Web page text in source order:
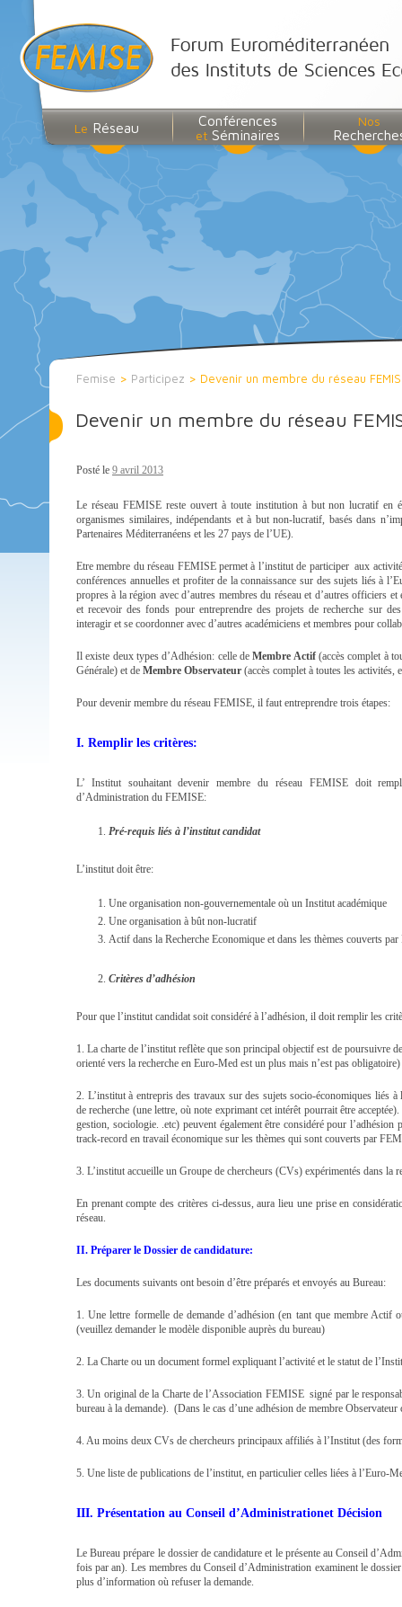
Le Réseau Conférences
et Séminaires
Nos
Femise > Participez > Devenir un membre du réseau
Devenir un membre du réseau
Posté le 9 avril 2013
Le réseau FEMISE reste ouvert à toute institution à but non lucratif en
organismes similaires, indépendants et à but non-lucratif, basés dans
Partenaires Méditerranéens et les 27 pays de l’UE).
Etre membre du réseau FEMISE permet à l’institut de participer aux
conférences annuelles et profiter de la connaissance sur des sujets liés à
propres à la région avec d’autres membres du réseau et d’autres officiers
et recevoir des fonds pour entreprendre des projets de recherche sur
interagir et se coordonner avec d’autres académiciens et membres pour
Il existe deux types d’Adhésion: celle deMembre Actif(accès complet à
Générale) et de Membre Observateur (accès complet à toutes les activités,
Pour devenir membre du réseau FEMISE, il faut entreprendre trois étapes:
I. Remplir les critères:
L’ Institut souhaitant devenir membre du réseau FEMISE doit
d’Administration du FEMISE:
Pré-requis liés à l’institut candidat
L’institut doit être:
Une organisation non-gouvernementale où un Institut académique
Une organisation à bût non-lucratif
Actif dans la Recherche Economique et dans les thèmes couverts
Critères d’adhésion
Pour que l’institut candidat soit considéré à l’adhésion, il doit remplir les
1. La charte de l’institut reflète que son principal objectif est de poursuivre
orienté vers la recherche en Euro-Med est un plus mais n’est pas obligatoire)
2. L’institut à entrepris des travaux sur des sujets socio-économiques liés
de recherche (une lettre, où note exprimant cet intérêt pourrait être
gestion, sociologie. .etc) peuvent également être considéré pour
track-record en travail économique sur les thèmes qui sont couverts par
3. L’institut accueille un Groupe de chercheurs (CVs) expérimentés dans la
En prenant compte des critères ci-dessus, aura lieu une prise en
réseau.
II. Préparer le Dossier de candidature:
Les documents suivants ont besoin d’être préparés et envoyés au Bureau:
1. Une lettre formelle de demande d’adhésion (en tant que membre Actif
(veuillez demander le modèle disponible auprès du bureau)
2. La Charte ou un document formel expliquant l’activité et le statut de
3. Un original de la Charte de l’Association FEMISE signé par le
bureau à la demande). (Dans le cas d’une adhésion de membre Observateur
4. Au moins deux CVs de chercheurs principaux affiliés à l’Institut (des
5. Une liste de publications de l’institut, en particulier celles liées à l’Euro-
III. Présentation au Conseil d’Administrationet Décision
Le Bureau prépare le dossier de candidature et le présente au Conseil
fois par an). Les membres du Conseil d’Administration examinent le
plus d’information où refuser la demande.